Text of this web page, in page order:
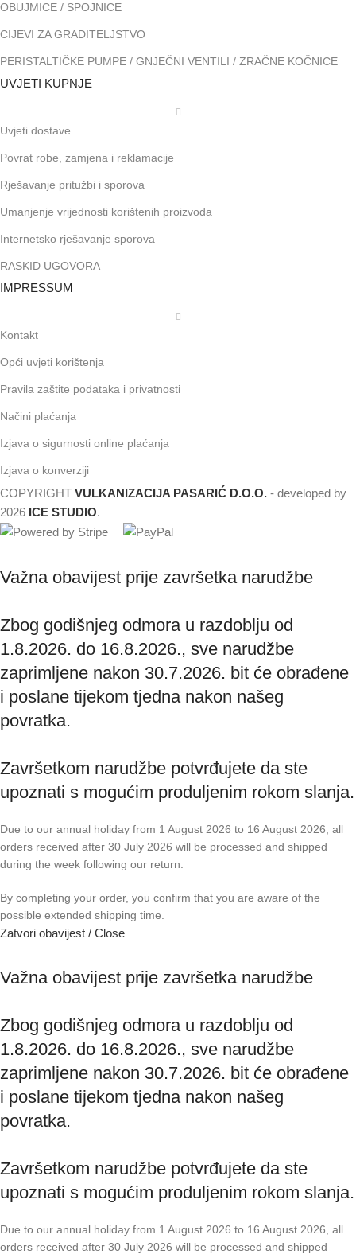
OBUJMICE / SPOJNICE
CIJEVI ZA GRADITELJSTVO
PERISTALTIČKE PUMPE / GNJEČNI VENTILI / ZRAČNE KOČNICE
UVJETI KUPNJE
Uvjeti dostave
Povrat robe, zamjena i reklamacije
Rješavanje pritužbi i sporova
Umanjenje vrijednosti korištenih proizvoda
Internetsko rješavanje sporova
RASKID UGOVORA
IMPRESSUM
Kontakt
Opći uvjeti korištenja
Pravila zaštite podataka i privatnosti
Načini plaćanja
Izjava o sigurnosti online plaćanja
Izjava o konverziji
COPYRIGHT VULKANIZACIJA PASARIĆ D.O.O. - developed by
2026 ICE STUDIO.
Važna obavijest prije završetka narudžbe
Zbog godišnjeg odmora u razdoblju od
1.8.2026. do 16.8.2026., sve narudžbe
zaprimljene nakon 30.7.2026. bit će obrađene
i poslane tijekom tjedna nakon našeg
povratka.
Završetkom narudžbe potvrđujete da ste
upoznati s mogućim produljenim rokom slanja.
Due to our annual holiday from 1 August 2026 to 16 August 2026, all
orders received after 30 July 2026 will be processed and shipped
during the week following our return.
By completing your order, you confirm that you are aware of the
possible extended shipping time.
Zatvori obavijest / Close
Važna obavijest prije završetka narudžbe
Zbog godišnjeg odmora u razdoblju od
1.8.2026. do 16.8.2026., sve narudžbe
zaprimljene nakon 30.7.2026. bit će obrađene
i poslane tijekom tjedna nakon našeg
povratka.
Završetkom narudžbe potvrđujete da ste
upoznati s mogućim produljenim rokom slanja.
Due to our annual holiday from 1 August 2026 to 16 August 2026, all
orders received after 30 July 2026 will be processed and shipped